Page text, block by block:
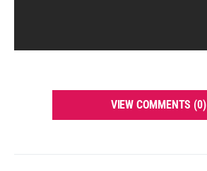
VIEW COMMENTS (0)